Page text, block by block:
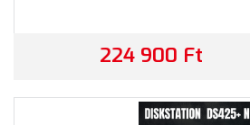
224 900 Ft